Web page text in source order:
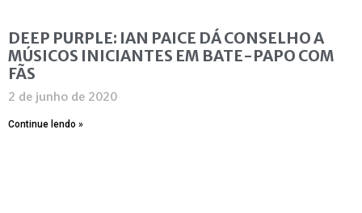
DEEP PURPLE: IAN PAICE DÁ CONSELHO A
MÚSICOS INICIANTES EM BATE-PAPO COM
FÃS
2 de junho de 2020
Continue lendo »